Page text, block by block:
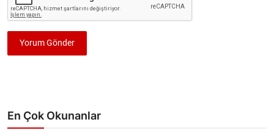
Yorum Gönder
En Çok Okunanlar